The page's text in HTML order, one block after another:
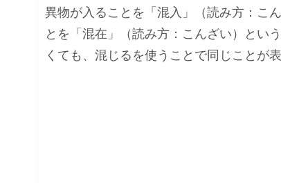
異物が入ることを「混入」（読み方：こ
とを「混在」（読み方：こんざい）とい
くても、混じるを使うことで同じことが表